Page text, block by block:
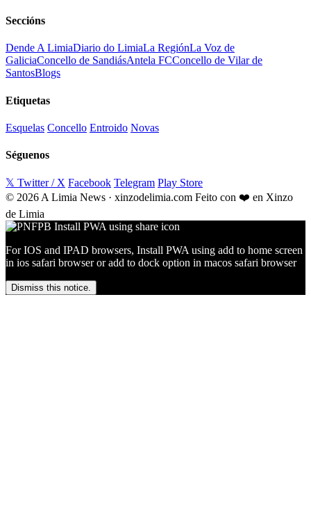
Seccións
Dende A LimiaDiario do LimiaLa RegiónLa Voz de
GaliciaConcello de SandiásAntela FCConcello de Vilar de
SantosBlogs
Etiquetas
Esquelas Concello Entroido Novas
Séguenos
𝕏 Twitter / X Facebook Telegram Play Store
© 2026 A Limia News · xinzodelimia.com Feito con ❤️ en Xinzo
de Limia
For IOS and IPAD browsers, Install PWA using add to home screen
in ios safari browser or add to dock option in macos safari browser
Dismiss this notice.